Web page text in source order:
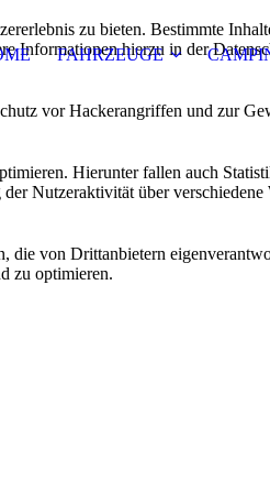
FAHRZEUGE
zu bieten. Bestimmte
Informationen hierzu in der
vor Hackerangriffen und zur
Hierunter fallen auch
Nutzeraktivität über verschiedene
die von Drittanbietern
zu optimieren.